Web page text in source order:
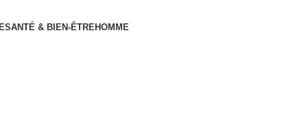
SANTÉ & BIEN-ÊTREHOMME